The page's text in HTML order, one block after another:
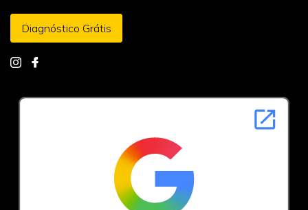
Diagnóstico Grátis